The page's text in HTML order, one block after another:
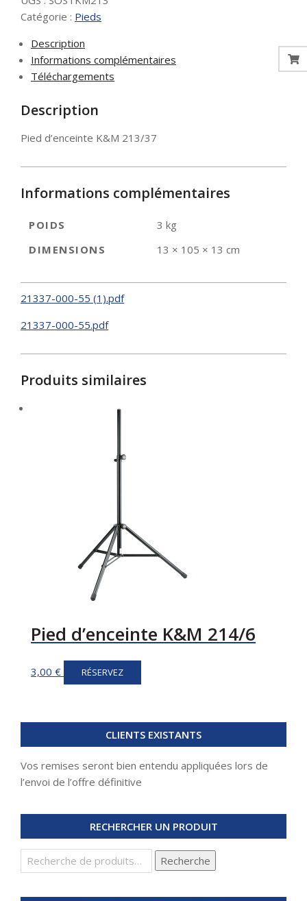
213/37
Catégorie : Pieds
Description
Informations complémentaires
Téléchargements
Description
Pied d’enceinte K&M 213/37
Informations complémentaires
POIDS
3 kg
DIMENSIONS
13 × 105 × 13 cm
21337-000-55 (1).pdf
21337-000-55.pdf
Produits similaires
Pied d’enceinte K&M 214/6
3,00 € RÉSERVEZ
CLIENTS EXISTANTS
Vos remises seront bien entendu appliquées lors de
l’envoi de l’offre définitive
RECHERCHER UN PRODUIT
Recherche
pour :
Recherche